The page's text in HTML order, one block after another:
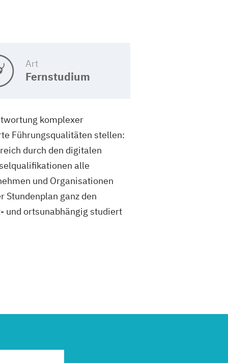
Art
Fernstudium
komplexer
Führungsqualitäten stellen:
durch den digitalen
alle
und Organisationen
Stundenplan ganz den
und ortsunabhängig studiert